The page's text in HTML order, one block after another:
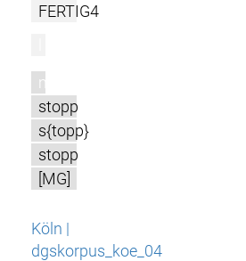
FERTIG4
m
stopp
s{topp}
stopp
[MG]
Köln |
dgskorpus_koe_04